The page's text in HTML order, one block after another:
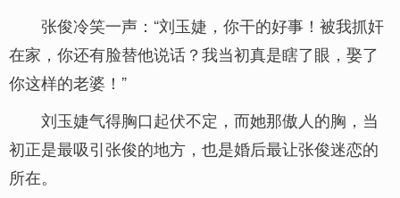
张俊冷笑一声：“刘玉婕，你干的好事！被我抓奸
在家，你还有脸替他说话？我当初真是瞎了眼，娶了
你这样的老婆！”
刘玉婕气得胸口起伏不定，而她那傲人的胸，当
初正是最吸引张俊的地方，也是婚后最让张俊迷恋的
所在。